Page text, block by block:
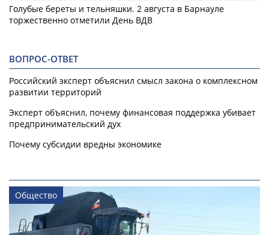
Голубые береты и тельняшки. 2 августа в Барнауле
торжественно отметили День ВДВ
ВОПРОС-ОТВЕТ
Российский эксперт объяснил смысл закона о комплексном
развитии территорий
Эксперт объяснил, почему финансовая поддержка убивает
предпринимательский дух
Почему субсидии вредны экономике
Общество